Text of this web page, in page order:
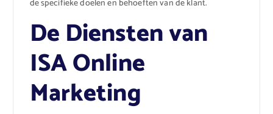
de specifieke doelen en behoeften van de klant.
De Diensten van
ISA Online
Marketing